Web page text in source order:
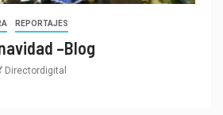
REPORTAJES
–Blog
Directordigital